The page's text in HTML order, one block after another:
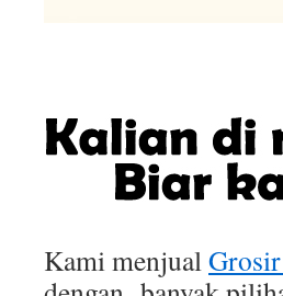
Kami menjual